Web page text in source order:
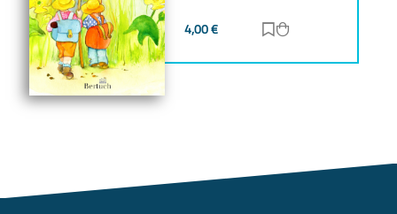
4,00€ Zur Merkliste